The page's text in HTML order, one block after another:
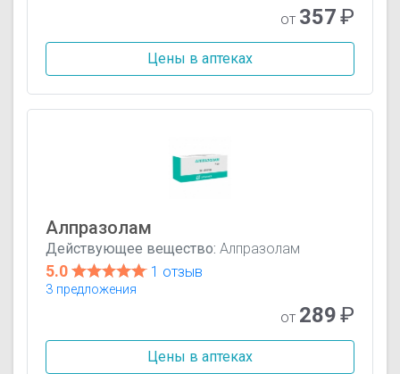
от 357₽
Цены в аптеках
Алпразолам
Действующее вещество: Алпразолам
5.0 1 отзыв
3 предложения
от 289₽
Цены в аптеках